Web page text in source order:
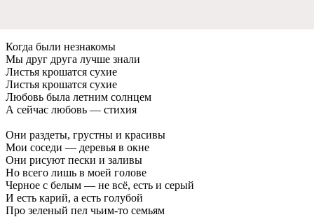
Когда были незнакомы
Мы друг друга лучше знали
Листья крошатся сухие
Листья крошатся сухие
Любовь была летним солнцем
А сейчас любовь — стихия
Они раздеты, грустны и красивы
Мои соседи — деревья в окне
Они рисуют пески и заливы
Но всего лишь в моей голове
Черное с белым — не всё, есть и серый
И есть карий, а есть голубой
Про зеленый пел чьим-то семьям